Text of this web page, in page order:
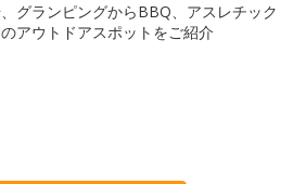
グランピングからBBQ、アスレチック
アウトドアスポットをご紹介